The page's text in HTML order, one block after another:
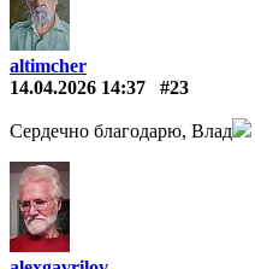
altimcher
14.04.2026 14:37
#23
Сердечно благодарю, Влад